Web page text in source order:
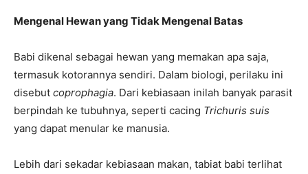
Mengenal Hewan yang Tidak Mengenal Batas
Babi dikenal sebagai hewan yang memakan apa saja,
termasuk kotorannya sendiri. Dalam biologi, perilaku ini
disebut coprophagia. Dari kebiasaan inilah banyak parasit
berpindah ke tubuhnya, seperti cacing Trichuris suis
yang dapat menular ke manusia.
Lebih dari sekadar kebiasaan makan, tabiat babi terlihat